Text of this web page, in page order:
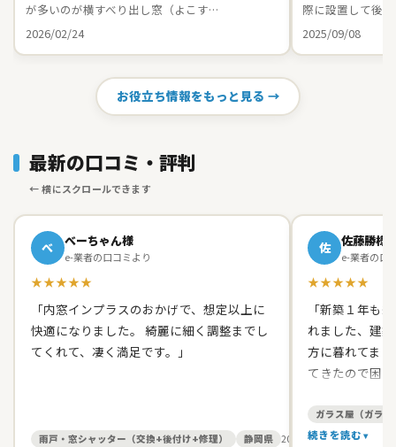
が多いのが横すべり出し窓（よこす…
2026/02/24
際に設置して後
2025/09/08
お役立ち情報をもっと見る →
最新の口コミ・評判
べ べーちゃん様
e-業者の口コミより
★★★★★
「内窓インプラスのおかげで、想定以上に
快適になりました。 綺麗に細く調整までし
てくれて、凄く満足です。」
雨戸・窓シャッター（交換+後付け+修理） 静岡県 2026/05/27
佐 佐藤勝様
e-業者の口
★★★★★
「新築１年も
れました、建
方に暮れてま
てきたので困
た。 有償でし
て、バッチリ
ガラス屋（ガラ
続きを読む